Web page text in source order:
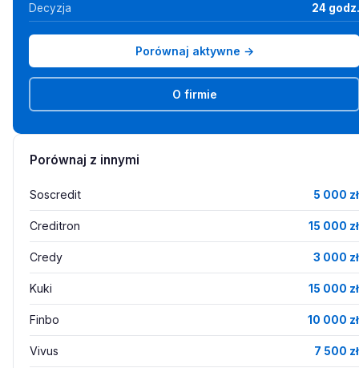
Decyzja 24 godz.
Porównaj aktywne →
O firmie
Porównaj z innymi
Soscredit 5 000 zł
Creditron 15 000 zł
Credy 3 000 zł
Kuki 15 000 zł
Finbo 10 000 zł
Vivus 7 500 zł